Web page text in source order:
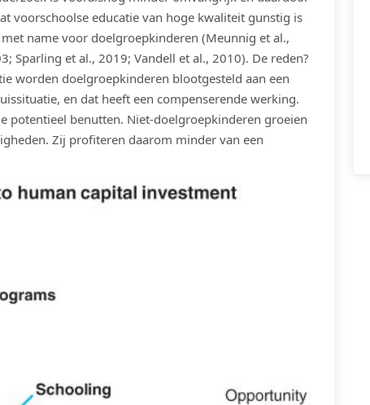
voorschoolse educatie van hoge kwaliteit gunstig is
name voor doelgroepkinderen (Meunnig et al.,
Sparling et al., 2019; Vandell et al., 2010). De reden?
worden doelgroepkinderen blootgesteld aan een
en dat heeft een compenserende werking.
potentieel benutten. Niet-doelgroepkinderen groeien
Zij profiteren daarom minder van een